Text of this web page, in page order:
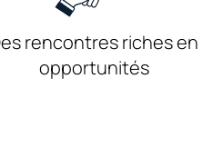
rencontres riches en
opportunités